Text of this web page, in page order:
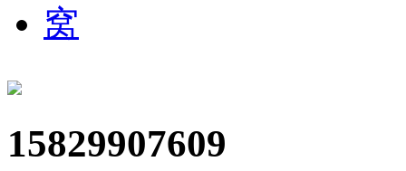
窝
15829907609